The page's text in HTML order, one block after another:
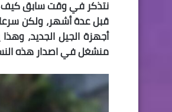
أجهزة الجيل الجديد،
منشغل في اصدار هذه